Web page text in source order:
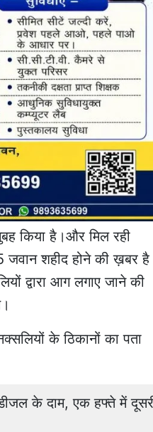
किया है।और मिल रही
जवान शहीद होने की ख़बर है
द्वारा आग लगाए जाने की
के ठिकानों का पता
के दाम, एक हफ्ते में